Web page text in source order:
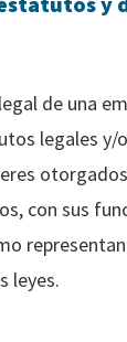
de una
legales y/
con sus
leyes.